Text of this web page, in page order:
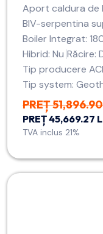
Aport caldura de
BIV-serpentina
Boiler Integrat:
Hibrid: Nu Răcire:
Tip producere
Tip system:
PREȚ
PREȚ 45,669.27
TVA inclus 21%